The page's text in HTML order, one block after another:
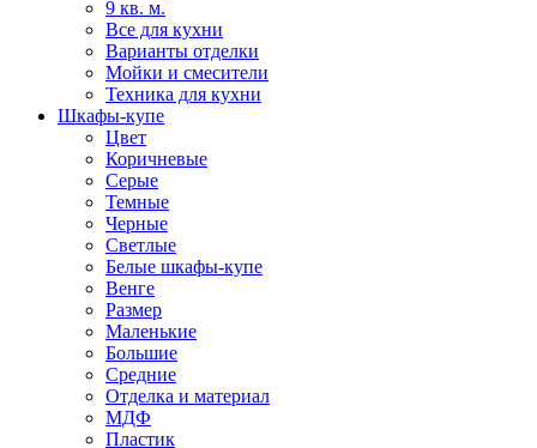
9 кв. м.
Все для кухни
Варианты отделки
Мойки и смесители
Техника для кухни
Шкафы-купе
Цвет
Коричневые
Серые
Темные
Черные
Светлые
Белые шкафы-купе
Венге
Размер
Маленькие
Большие
Средние
Отделка и материал
МДФ
Пластик